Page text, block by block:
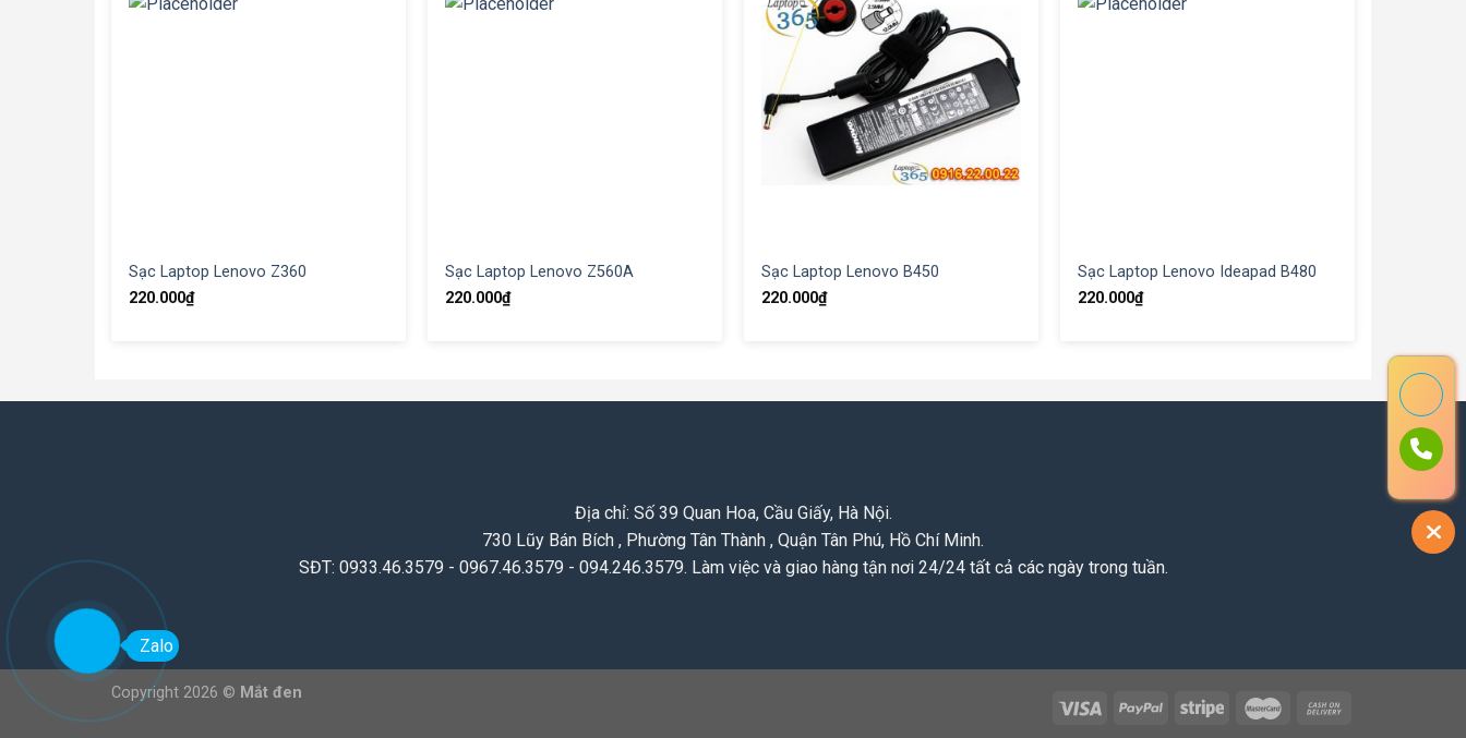
Sạc Laptop Lenovo Z360
220.000₫
Sạc Laptop Lenovo Z560A
220.000₫
Sạc Laptop Lenovo B450
220.000₫
Sạc Laptop Lenovo Ideapad B480
220.000₫
Địa chỉ: Số 39 Quan Hoa, Cầu Giấy, Hà Nội.
730 Lũy Bán Bích , Phường Tân Thành , Quận Tân Phú, Hồ Chí Minh.
SĐT: 0933.46.3579 - 0967.46.3579 - 094.246.3579. Làm việc và giao hàng tận nơi 24/24 tất cả các ngày trong tuần.
Copyright 2026 © Mắt đen
Zalo